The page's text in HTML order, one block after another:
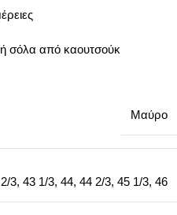
σόλα από καουτσούκ
Μαύρο
3, 43 1/3, 44, 44 2/3, 45 1/3, 46